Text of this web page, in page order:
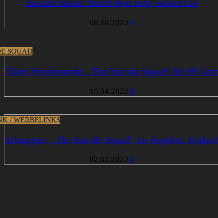
Suicide Squad: David Ayer zeigt seinen Cut
08.10.2022 4
SQUAD
Übers Wochenende: „The Suicide Squad“ für 99 Cent
15.04.2022 0
/ WERBELINKS
Schnapper: „The Suicide Squad“ im Angebot.
02.02.2022 0